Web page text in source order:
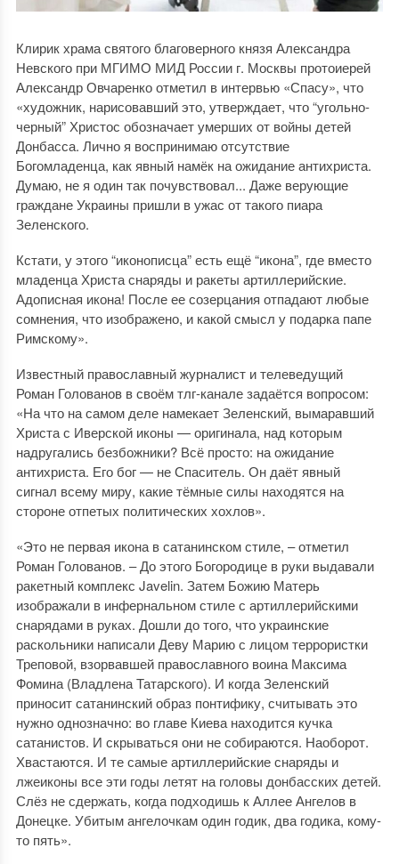
Клирик храма святого благоверного князя Александра
Невского при МГИМО МИД России г. Москвы протоиерей
Александр Овчаренко отметил в интервью «Спасу», что
«художник, нарисовавший это, утверждает, что “угольно-
черный” Христос обозначает умерших от войны детей
Донбасса. Лично я воспринимаю отсутствие
Богомладенца, как явный намёк на ожидание антихриста.
Думаю, не я один так почувствовал... Даже верующие
граждане Украины пришли в ужас от такого пиара
Зеленского.
Кстати, у этого “иконописца” есть ещё “икона”, где вместо
младенца Христа снаряды и ракеты артиллерийские.
Адописная икона! После ее созерцания отпадают любые
сомнения, что изображено, и какой смысл у подарка папе
Римскому».
Известный православный журналист и телеведущий
Роман Голованов в своём тлг-канале задаётся вопросом:
«На что на самом деле намекает Зеленский, вымаравший
Христа с Иверской иконы — оригинала, над которым
надругались безбожники? Всё просто: на ожидание
антихриста. Его бог — не Спаситель. Он даёт явный
сигнал всему миру, какие тёмные силы находятся на
стороне отпетых политических хохлов».
«Это не первая икона в сатанинском стиле, – отметил
Роман Голованов. – До этого Богородице в руки выдавали
ракетный комплекс Javelin. Затем Божию Матерь
изображали в инфернальном стиле с артиллерийскими
снарядами в руках. Дошли до того, что украинские
раскольники написали Деву Марию с лицом террористки
Треповой, взорвавшей православного воина Максима
Фомина (Владлена Татарского). И когда Зеленский
приносит сатанинский образ понтифику, считывать это
нужно однозначно: во главе Киева находится кучка
сатанистов. И скрываться они не собираются. Наоборот.
Хвастаются. И те самые артиллерийские снаряды и
лжеиконы все эти годы летят на головы донбасских детей.
Слёз не сдержать, когда подходишь к Аллее Ангелов в
Донецке. Убитым ангелочкам один годик, два годика, кому-
то пять».